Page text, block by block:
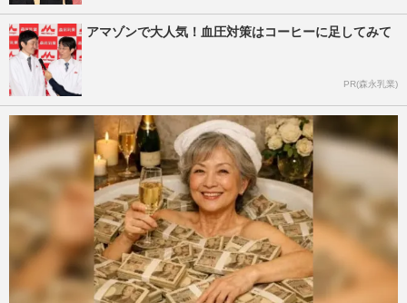
アマゾンで大人気！血圧対策はコーヒーに足してみて
PR(森永乳業)